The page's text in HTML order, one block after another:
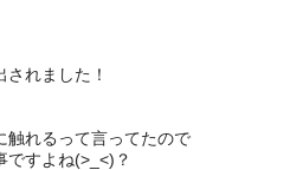
れました！
触れるって言ってたので
ですよね(>_<)？